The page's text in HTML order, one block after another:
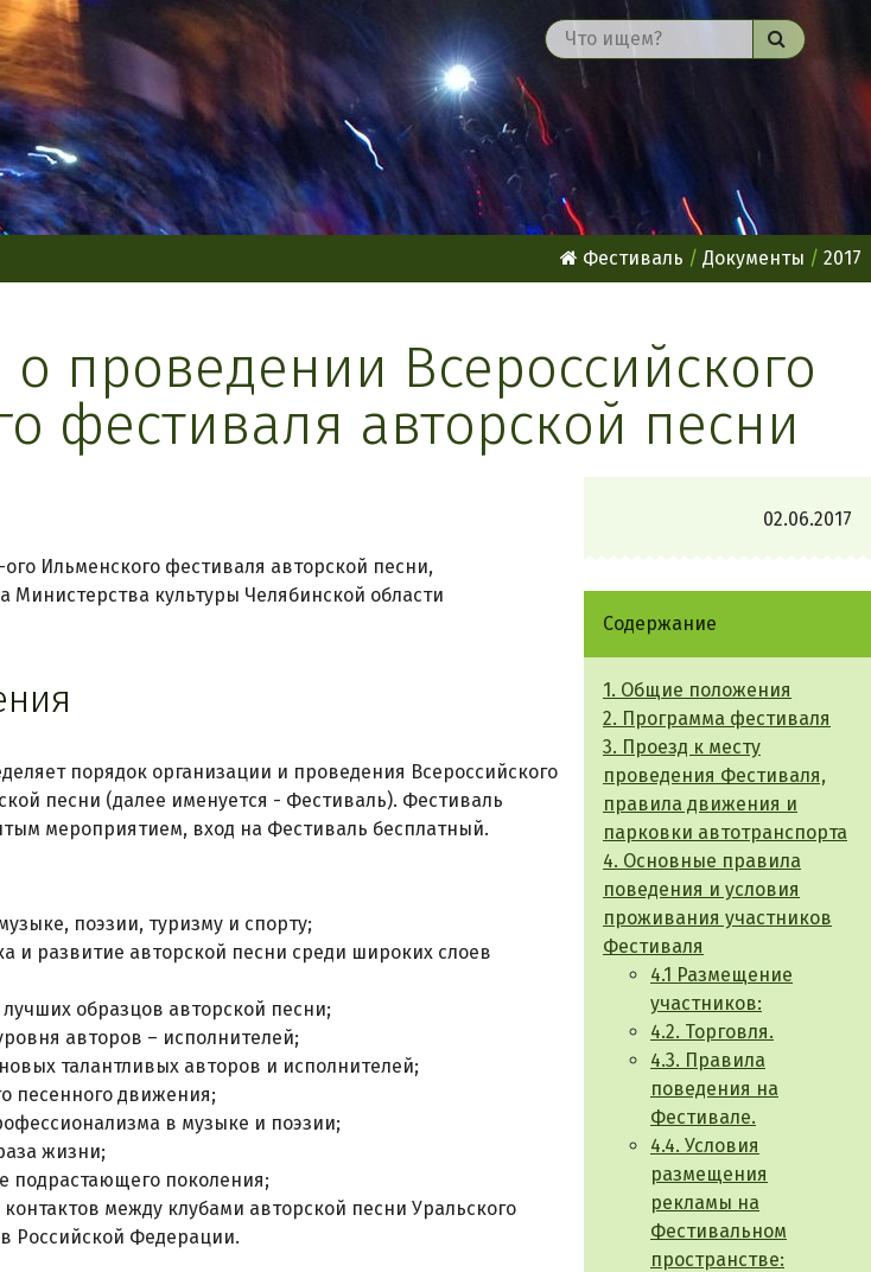
Найти
Фестиваль Документы 2017
проведении Всероссийского
фестиваля авторской песни
02.06.2017
Содержание
1. Общие положения
2. Программа фестиваля
3. Проезд к месту
проведения Фестиваля,
правила движения и
парковки автотранспорта
4. Основные правила
поведения и условия
проживания участников
Фестиваля
4.1 Размещение
участников:
4.2. Торговля.
4.3. Правила
поведения на
Фестивале.
4.4. Условия
размещения
рекламы на
Фестивальном
пространстве:
Ильменского фестиваля авторской песни,
Министерства культуры Челябинской области
порядок организации и проведения Всероссийского
песни (далее именуется - Фестиваль). Фестиваль
мероприятием, вход на Фестиваль бесплатный.
поэзии, туризму и спорту;
и развитие авторской песни среди широких слоев
образцов авторской песни;
авторов – исполнителей;
талантливых авторов и исполнителей;
песенного движения;
в музыке и поэзии;
жизни;
подрастающего поколения;
между клубами авторской песни Уральского
Российской Федерации.